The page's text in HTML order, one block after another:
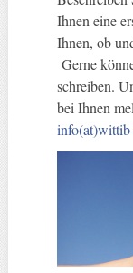
Ihnen eine
Ihnen, ob
Gerne
schreiben.
bei Ihnen